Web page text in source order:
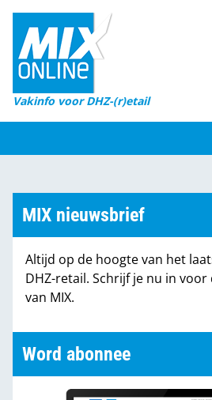
Vakinfo voor DHZ-(r)etail
Home
Magazines
DHZ Sessie
Marktcijfers
Partners
MIX nieuwsbrief
Altijd op de hoogte van het
DHZ-retail. Schrijf je nu in
van MIX.
Word abonnee